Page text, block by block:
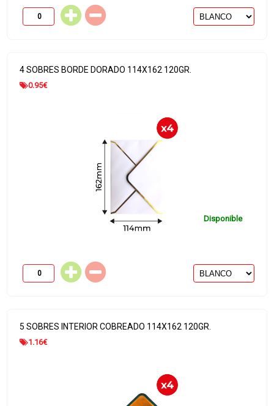
4 SOBRES BORDE DORADO 114X162 120GR.
0.95€
Disponible
5 SOBRES INTERIOR COBREADO 114X162 120GR.
1.16€